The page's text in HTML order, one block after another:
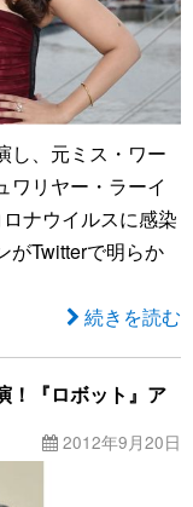
し、元ミス・ワー
ワリヤー・ラーイ
ナウイルスに感染
がTwitterで明らか
続きを読む
！『ロボット』ア
2012年9月20日